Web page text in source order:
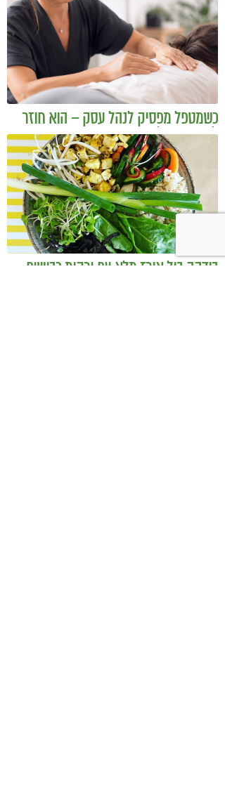
כשמטפל מפסיק לנהל עסק – הוא חוזר
להיות מטפל
בודהה בול אורז מלא עם ירקות כבושים